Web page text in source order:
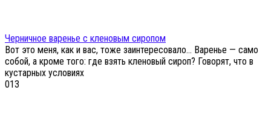
Черничное варенье с кленовым сиропом
Вот это меня, как и вас, тоже заинтересовало… Варенье — само
собой, а кроме того: где взять кленовый сироп? Говорят, что в
кустарных условиях
013